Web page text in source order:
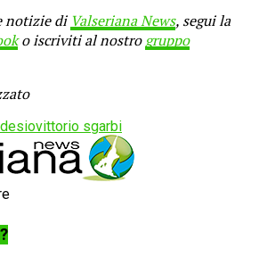
notizie di Valseriana News, segui la
o iscriviti al nostrogruppo
vittorio sgarbi